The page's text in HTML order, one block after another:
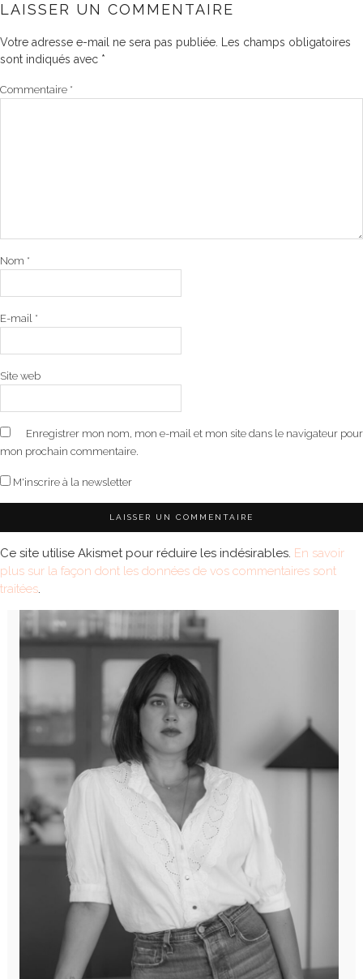
LAISSER UN COMMENTAIRE
Votre adresse e-mail ne sera pas publiée.
Les champs obligatoires
sont indiqués avec *
Commentaire *
Nom *
E-mail *
Site web
Enregistrer mon nom, mon e-mail et mon site dans le navigateur pour
mon prochain commentaire.
M'inscrire à la newsletter
Ce site utilise Akismet pour réduire les indésirables. En savoir
plus sur la façon dont les données de vos commentaires sont
traitées.